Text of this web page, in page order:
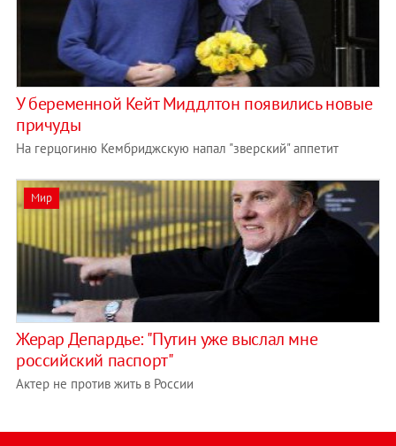
У беременной Кейт Миддлтон появились новые
причуды
На герцогиню Кембриджскую напал "зверский" аппетит
Мир
Жерар Депардье: "Путин уже выслал мне
российский паспорт"
Актер не против жить в России